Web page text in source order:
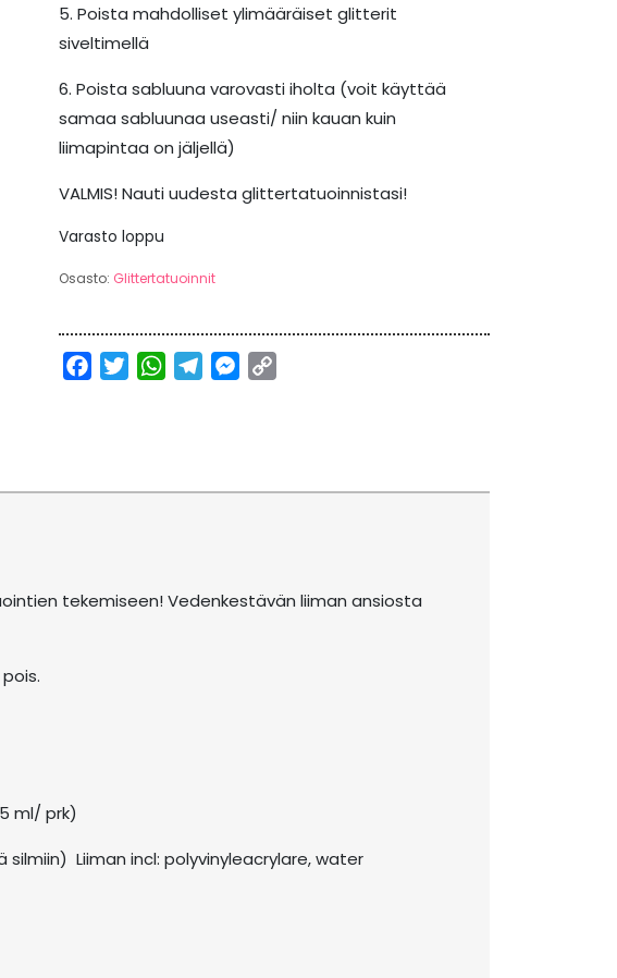
5. Poista mahdolliset ylimääräiset glitterit
siveltimellä
6. Poista sabluuna varovasti iholta (voit käyttää
samaa sabluunaa useasti/ niin kauan kuin
liimapintaa on jäljellä)
VALMIS! Nauti uudesta glittertatuoinnistasi!
Varasto loppu
Osasto: Glittertatuoinnit
FacebookTwitterWhatsAppTelegramMessenger
tekemiseen! Vedenkestävän liiman ansiosta
ml/ prk)
silmiin) Liiman incl: polyvinyleacrylare, water